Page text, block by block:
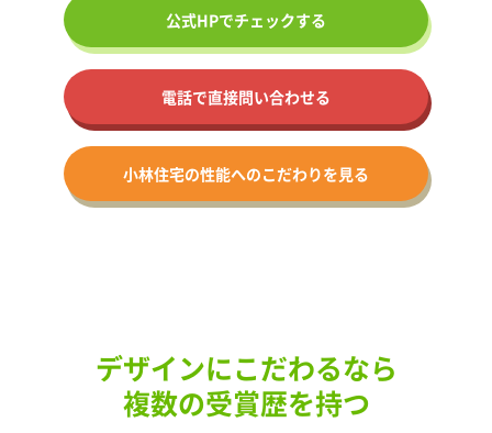
公式HPでチェックする
電話で直接問い合わせる
小林住宅の性能へのこだわりを見る
デザインにこだわるなら
複数の受賞歴を持つ